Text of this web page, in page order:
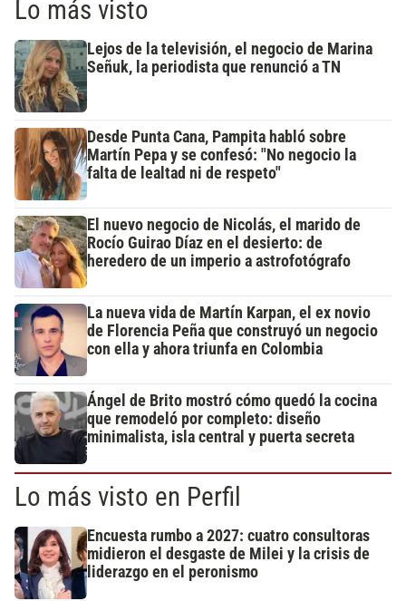
Lo más visto
Lejos de la televisión, el negocio de Marina
Señuk, la periodista que renunció a TN
Desde Punta Cana, Pampita habló sobre
Martín Pepa y se confesó: "No negocio la
falta de lealtad ni de respeto"
El nuevo negocio de Nicolás, el marido de
Rocío Guirao Díaz en el desierto: de
heredero de un imperio a astrofotógrafo
La nueva vida de Martín Karpan, el ex novio
de Florencia Peña que construyó un negocio
con ella y ahora triunfa en Colombia
Ángel de Brito mostró cómo quedó la cocina
que remodeló por completo: diseño
minimalista, isla central y puerta secreta
Lo más visto en Perfil
Encuesta rumbo a 2027: cuatro consultoras
midieron el desgaste de Milei y la crisis de
liderazgo en el peronismo